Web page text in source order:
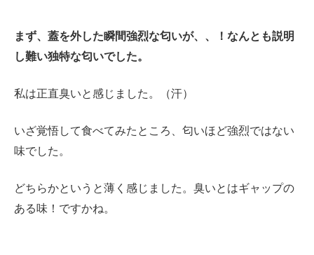
まず、蓋を外した瞬間強烈な匂いが、、！なんとも説明
し難い独特な匂いでした。
私は正直臭いと感じました。（汗）
いざ覚悟して食べてみたところ、匂いほど強烈ではない
味でした。
どちらかというと薄く感じました。臭いとはギャップの
ある味！ですかね。